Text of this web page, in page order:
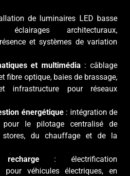
de luminaires LED basse
éclairages architecturaux,
et systèmes de variation
et multimédia : câblage
fibre optique, baies de brassage,
infrastructure pour réseaux
énergétique: intégration de
pour le pilotage centralisé de
stores, du chauffage et de la
: électrification
pour véhicules électriques, en